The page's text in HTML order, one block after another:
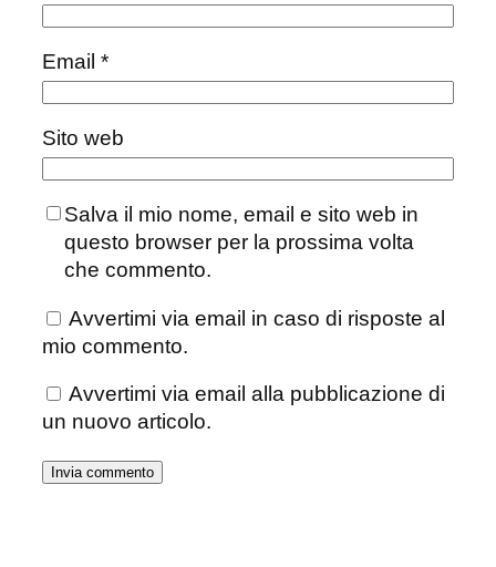
Email *
Sito web
Salva il mio nome, email e sito web in
questo browser per la prossima volta
che commento.
Avvertimi via email in caso di risposte al
mio commento.
Avvertimi via email alla pubblicazione di
un nuovo articolo.